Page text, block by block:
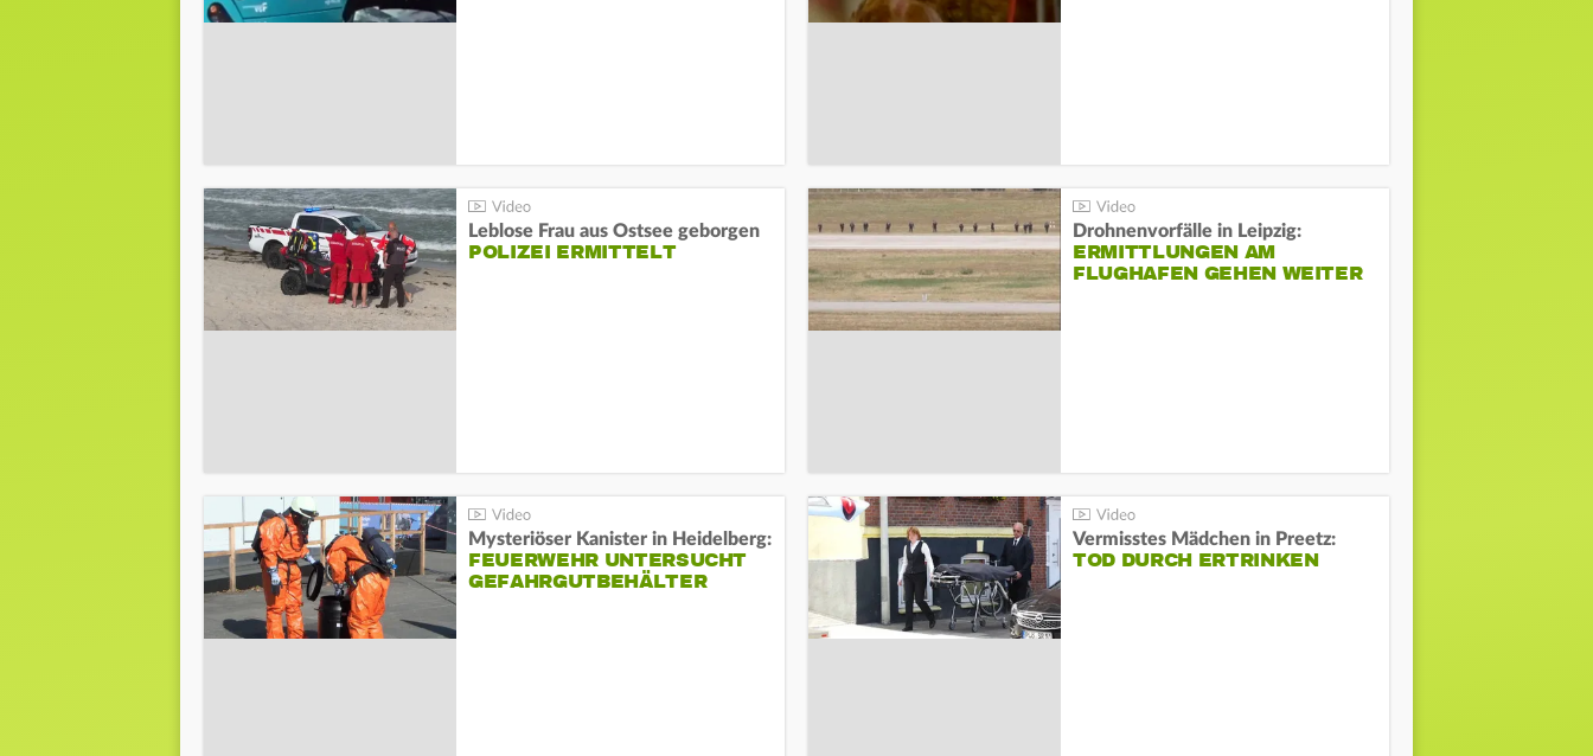
Leblose Frau aus Ostsee geborgen
POLIZEI ERMITTELT
Drohnenvorfälle in Leipzig:
ERMITTLUNGEN AM
FLUGHAFEN GEHEN WEITER
Mysteriöser Kanister in Heidelberg:
FEUERWEHR UNTERSUCHT
GEFAHRGUTBEHÄLTER
Vermisstes Mädchen in Preetz:
TOD DURCH ERTRINKEN